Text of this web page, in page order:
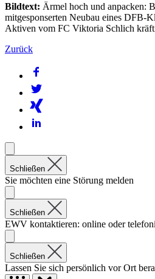
Bildtext: Ärmel hoch und anpacken:
mitgesponserten Neubau eines DFB-
Aktiven vom FC Viktoria Schlich
Zurück
Schließen
Sie möchten eine Störung melden
Schließen
EWV kontaktieren: online oder
Schließen
Lassen Sie sich persönlich vor Ort